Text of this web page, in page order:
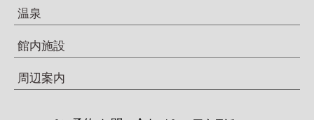
温泉
館内施設
周辺案内